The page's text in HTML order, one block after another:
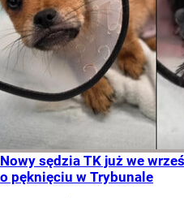
Nowy sędzia TK już we
o pęknięciu w Trybunale